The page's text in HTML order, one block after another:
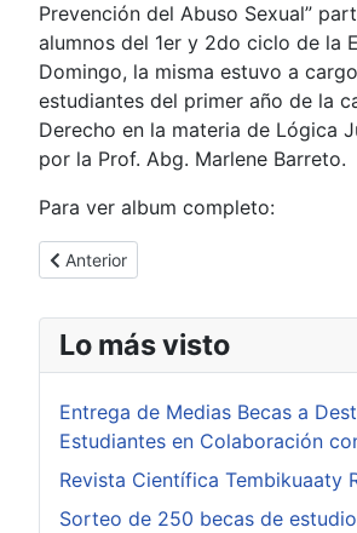
Prevención del Abuso Sexual”
alumnos del 1er y 2do ciclo de la
Domingo, la misma estuvo a
estudiantes del primer año de la
Derecho en la materia de Lógica
por la Prof. Abg. Marlene Barreto.
Para ver album completo:
Artículo anterior: Desfile Estudiantil en
Anterior
Lo más visto
Entrega de Medias Becas a
Estudiantes en Colaboración
Revista Científica Tembikuaaty
Sorteo de 250 becas de estudio